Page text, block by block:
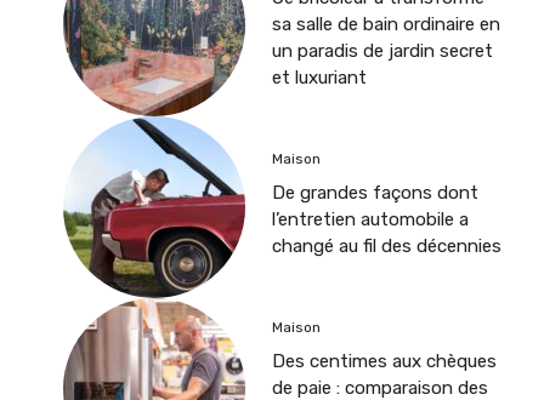
sa salle de bain ordinaire en
un paradis de jardin secret
et luxuriant
Maison
De grandes façons dont
l’entretien automobile a
changé au fil des décennies
Maison
Des centimes aux chèques
de paie : comparaison des